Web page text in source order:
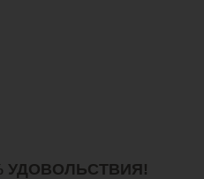
УДОВОЛЬСТВИЯ!